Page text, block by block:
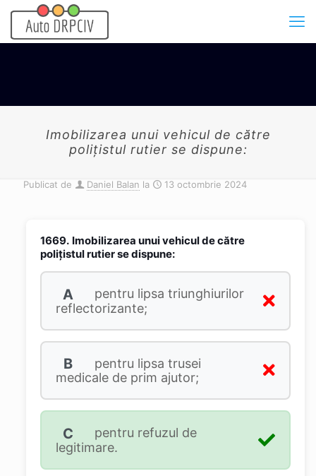
Imobilizarea unui vehicul de către
poliţistul rutier se dispune:
Publicat de Daniel Balan la 13 octombrie 2024
1669. Imobilizarea unui vehicul de către
poliţistul rutier se dispune:
A
pentru lipsa triunghiurilor
reflectorizante;
B
pentru lipsa trusei
medicale de prim ajutor;
C
pentru refuzul de
legitimare.